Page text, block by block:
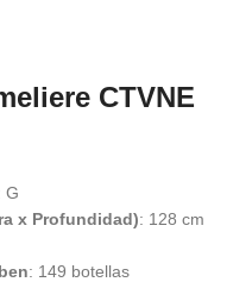
CTVNE
G
x Profundidad): 128 cm
: 149 botellas